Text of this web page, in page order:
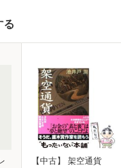
る
【中古】 架空通貨